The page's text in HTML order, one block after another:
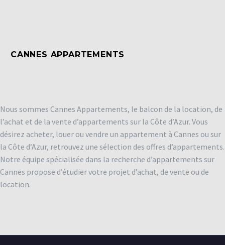
CANNES APPARTEMENTS
Nous sommes Cannes Appartements, le balcon de la location, de
l’achat et de la vente d’appartements sur la Côte d’Azur. Vous
désirez acheter, louer ou vendre un appartement à Cannes ou sur
la Côte d’Azur, retrouvez une sélection des offres d’appartements.
Notre équipe spécialisée dans la recherche d’appartements sur
Cannes propose d’étudier votre projet d’achat, de vente ou de
location.